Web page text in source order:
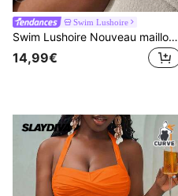
Swim Lushoire
Swim Lushoire Nouveau maillot de bain une pièce grande taille avec décoration en forme de larme, bretelles larges, contrôle du ventre, taille haute, beige
14,99€